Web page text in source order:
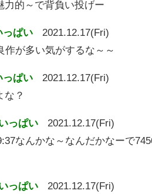
力的～で背負い投げー
っぱい
2021.12.17(Fri)
作が多い気がするな～～
っぱい
2021.12.17(Fri)
な？
っぱい
2021.12.17(Fri)
なんかな～なんだかなーで
っぱい
2021.12.17(Fri)